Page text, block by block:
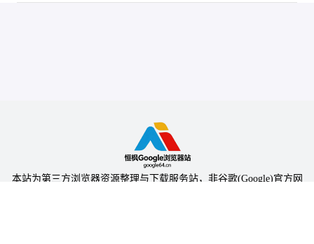
本站为第三方浏览器资源整理与下载服务站，非谷歌(Google)官方网